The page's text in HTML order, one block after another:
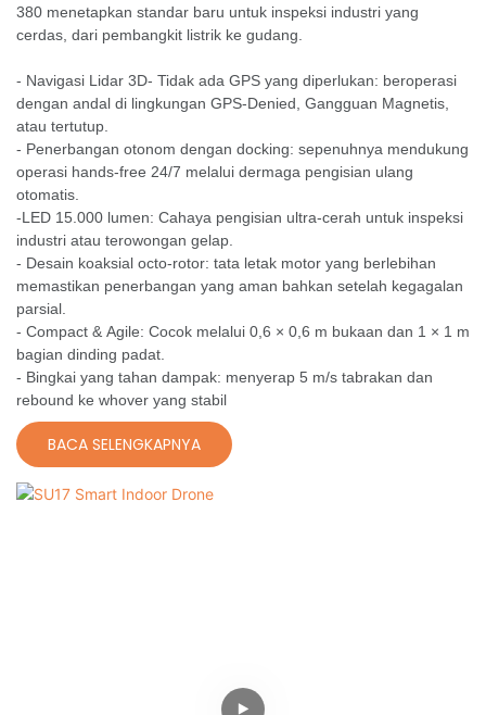
380 menetapkan standar baru untuk inspeksi industri yang
cerdas, dari pembangkit listrik ke gudang.
- Navigasi Lidar 3D- Tidak ada GPS yang diperlukan: beroperasi
dengan andal di lingkungan GPS-Denied, Gangguan Magnetis,
atau tertutup.
- Penerbangan otonom dengan docking: sepenuhnya mendukung
operasi hands-free 24/7 melalui dermaga pengisian ulang
otomatis.
-LED 15.000 lumen: Cahaya pengisian ultra-cerah untuk inspeksi
industri atau terowongan gelap.
- Desain koaksial octo-rotor: tata letak motor yang berlebihan
memastikan penerbangan yang aman bahkan setelah kegagalan
parsial.
- Compact & Agile: Cocok melalui 0,6 × 0,6 m bukaan dan 1 × 1 m
bagian dinding padat.
- Bingkai yang tahan dampak: menyerap 5 m/s tabrakan dan
rebound ke whover yang stabil
BACA SELENGKAPNYA